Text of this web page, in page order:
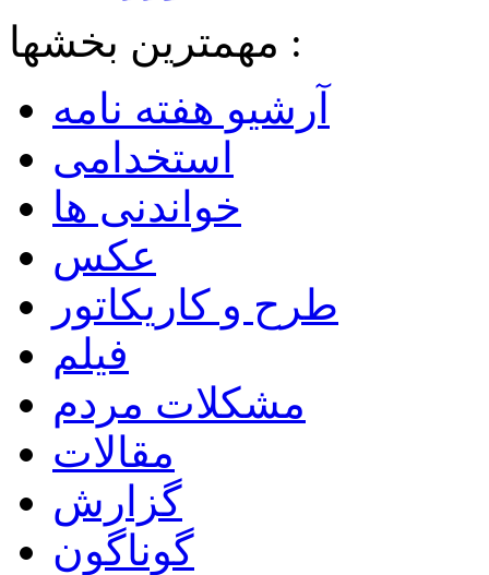
مهمترین بخشها :
آرشیو هفته نامه
استخدامی
خواندنی ها
عکس
طرح و کاریکاتور
فیلم
مشکلات مردم
مقالات
گزارش
گوناگون